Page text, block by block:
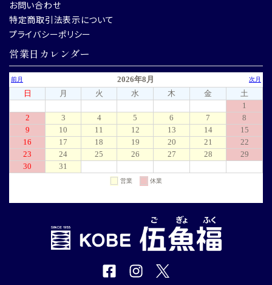
お問い合わせ
特定商取引法表示について
プライバシーポリシー
営業日カレンダー